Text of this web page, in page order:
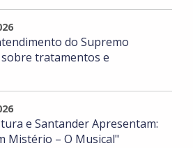
do Supremo
tratamentos e
e Santander Apresentam:
Mistério – O Musical"